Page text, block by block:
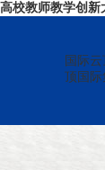
高校教师教学创
国际
顶国